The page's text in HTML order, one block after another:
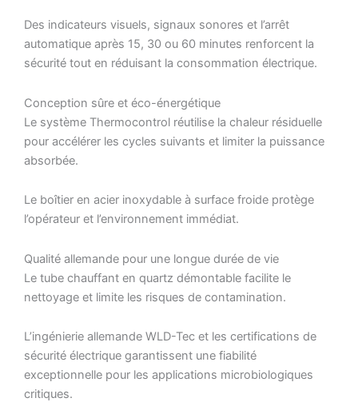
Des indicateurs visuels, signaux sonores et l’arrêt
automatique après 15, 30 ou 60 minutes renforcent la
sécurité tout en réduisant la consommation électrique.
Conception sûre et éco-énergétique
Le système Thermocontrol réutilise la chaleur résiduelle
pour accélérer les cycles suivants et limiter la puissance
absorbée.
Le boîtier en acier inoxydable à surface froide protège
l’opérateur et l’environnement immédiat.
Qualité allemande pour une longue durée de vie
Le tube chauffant en quartz démontable facilite le
nettoyage et limite les risques de contamination.
L’ingénierie allemande WLD-Tec et les certifications de
sécurité électrique garantissent une fiabilité
exceptionnelle pour les applications microbiologiques
critiques.